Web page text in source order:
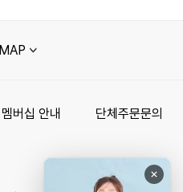
멤버십 안내 단체주문문의